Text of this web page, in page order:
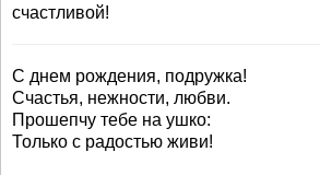
счастливой!
С днем рождения, подружка!
Счастья, нежности, любви.
Прошепчу тебе на ушко:
Только с радостью живи!